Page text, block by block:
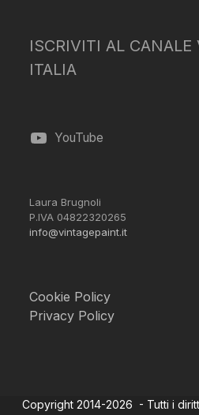
ISCRIVITI AL CANALE
ITALIA
YouTube
Laura Brugnoli
P.IVA 04822320265
info@vintagepaint.it
Cookie Policy
Privacy Policy
Copyright 2014-2026 - Tutti i